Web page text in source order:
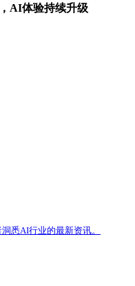
AI体验持续升级
悉AI行业的最新资讯。